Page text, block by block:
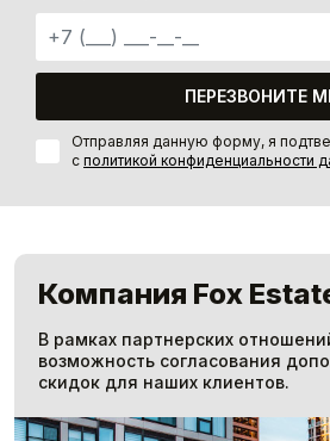
ПЕРЕЗВОНИТЕ
Отправляя данную форму, я
с политикой конфиденциальности
Компания Fox
В рамках партнерских
возможность согласования
скидок для наших клиентов.